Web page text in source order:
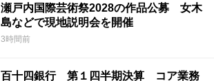
瀬戸内国際芸術祭2028の作品公募 女木
島などで現地説明会を開催
3時間前
百十四銀行 第１四半期決算 コア業務